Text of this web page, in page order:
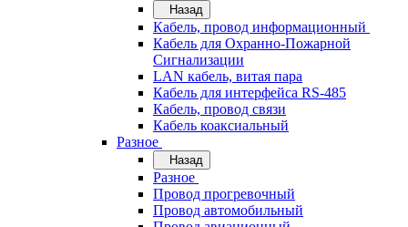
Назад
Кабель, провод информационный
Кабель для Охранно-Пожарной
Сигнализации
LAN кабель, витая пара
Кабель для интерфейса RS-485
Кабель, провод связи
Кабель коаксиальный
Разное
Назад
Разное
Провод прогревочный
Провод автомобильный